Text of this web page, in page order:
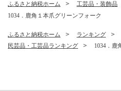
ふるさと納税ホーム 工芸品・装飾品
1034．鹿角１本爪グリーンフォーク
ふるさと納税ホーム ランキング
民芸品・工芸品ランキング
1034．鹿